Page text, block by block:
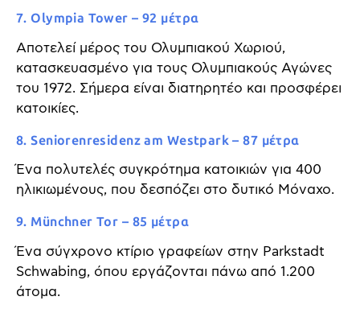
7. Olympia Tower – 92 μέτρα
Αποτελεί μέρος του Ολυμπιακού Χωριού,
κατασκευασμένο για τους Ολυμπιακούς Αγώνες
του 1972. Σήμερα είναι διατηρητέο και προσφέρει
κατοικίες.
8. Seniorenresidenz am Westpark – 87 μέτρα
Ένα πολυτελές συγκρότημα κατοικιών για 400
ηλικιωμένους, που δεσπόζει στο δυτικό Μόναχο.
9. Münchner Tor – 85 μέτρα
Ένα σύγχρονο κτίριο γραφείων στην Parkstadt
Schwabing, όπου εργάζονται πάνω από 1.200
άτομα.